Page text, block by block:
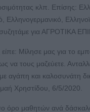
κλπ. Επίσης:
Ελληνογερμανικό,
για ΑΓΡΟΤΙΚΑ
Μίλησε μας για το
να τους μαζεύετε.
αγάπη και καλοσυνάτη
Χρηστίδου, 6/5/2020.
όρο μαθητών ανά